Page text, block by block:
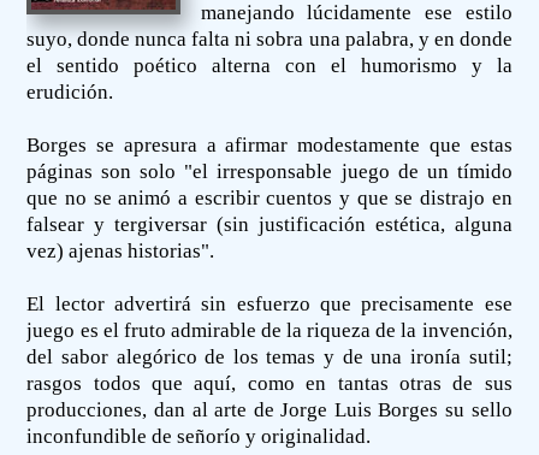
manejando lúcidamente ese estilo
suyo, donde nunca falta ni sobra una palabra, y en donde
el sentido poético alterna con el humorismo y la
erudición.
Borges se apresura a afirmar modestamente que estas
páginas son solo "el irresponsable juego de un tímido
que no se animó a escribir cuentos y que se distrajo en
falsear y tergiversar (sin justificación estética, alguna
vez) ajenas historias".
El lector advertirá sin esfuerzo que precisamente ese
juego es el fruto admirable de la riqueza de la invención,
del sabor alegórico de los temas y de una ironía sutil;
rasgos todos que aquí, como en tantas otras de sus
producciones, dan al arte de Jorge Luis Borges su sello
inconfundible de señorío y originalidad.